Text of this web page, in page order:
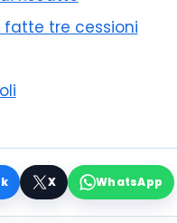
fatte tre cessioni
X WhatsApp